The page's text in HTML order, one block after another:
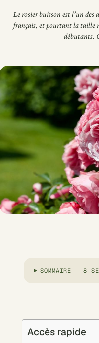
Le rosier buisson est l’un des
français, et pourtant la taille
débutants.
SOMMAIRE - 8
Accès rapide